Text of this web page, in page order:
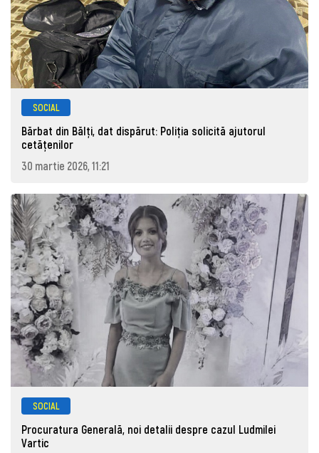
SOCIAL
Bărbat din Bălți, dat dispărut: Poliţia solicită ajutorul
cetăţenilor
30 martie 2026, 11:21
SOCIAL
Procuratura Generală, noi detalii despre cazul Ludmilei
Vartic